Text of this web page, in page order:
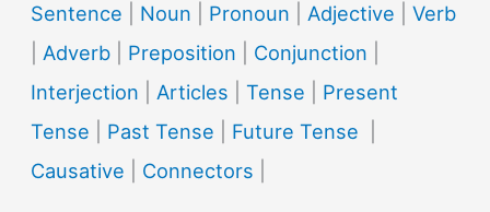
Sentence Noun Pronoun Adjective |Verb
Adverb Preposition Conjunction
Interjection
Articles |Tense
Present
Tense
Past Tense Future Tense
Causative
Connectors